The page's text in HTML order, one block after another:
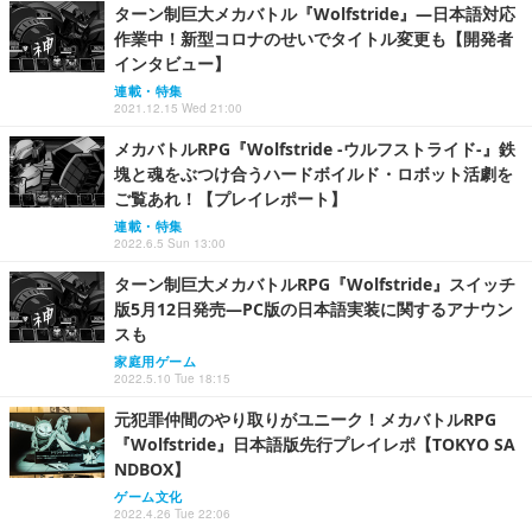
ターン制巨大メカバトル『Wolfstride』―日本語対応
作業中！新型コロナのせいでタイトル変更も【開発者
インタビュー】
連載・特集
2021.12.15 Wed 21:00
メカバトルRPG『Wolfstride -ウルフストライド-』鉄
塊と魂をぶつけ合うハードボイルド・ロボット活劇を
ご覧あれ！【プレイレポート】
連載・特集
2022.6.5 Sun 13:00
ターン制巨大メカバトルRPG『Wolfstride』スイッチ
版5月12日発売―PC版の日本語実装に関するアナウン
スも
家庭用ゲーム
2022.5.10 Tue 18:15
元犯罪仲間のやり取りがユニーク！メカバトルRPG
『Wolfstride』日本語版先行プレイレポ【TOKYO SA
NDBOX】
ゲーム文化
2022.4.26 Tue 22:06